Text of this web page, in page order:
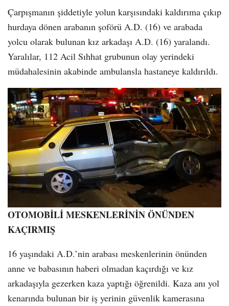
Çarpışmanın şiddetiyle yolun karşısındaki kaldırıma çıkıp
hurdaya dönen arabanın şoförü A.D. (16) ve arabada
yolcu olarak bulunan kız arkadaşı A.D. (16) yaralandı.
Yaralılar, 112 Acil Sıhhat grubunun olay yerindeki
müdahalesinin akabinde ambulansla hastaneye kaldırıldı.
OTOMOBİLİ MESKENLERİNİN ÖNÜNDEN
KAÇIRMIŞ
16 yaşındaki A.D.’nin arabası meskenlerinin önünden
anne ve babasının haberi olmadan kaçırdığı ve kız
arkadaşıyla gezerken kaza yaptığı öğrenildi. Kaza anı yol
kenarında bulunan bir iş yerinin güvenlik kamerasına